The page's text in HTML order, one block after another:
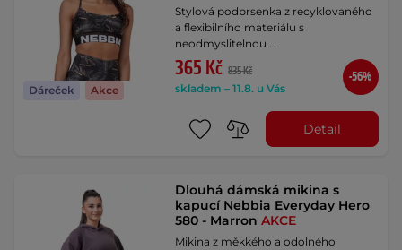
Dáreček Akce
Stylová podprsenka z recyklovaného
a flexibilního materiálu s
neodmyslitelnou …
365 Kč 835 Kč
skladem – 11.8. u Vás
-56%
Detail
Dlouhá dámská mikina s
kapucí Nebbia Everyday Hero
580 - MarronAKCE
Mikina z měkkého a odolného